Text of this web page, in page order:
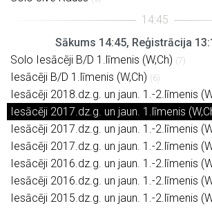
Sākums 14:45, Reģistrācija
Solo Iesācēji B/D 1.līmenis (W,Ch) (7)
Iesācēji B/D 1.līmenis (W,Ch) (6)
Iesācēji 2018.dz.g. un jaun. 1.-2.līmenis
Iesācēji 2017.dz.g. un jaun. 1.līmenis
Iesācēji 2017.dz.g. un jaun. 1.-2.līmenis
Iesācēji 2017.dz.g. un jaun. 1.-2.līmenis
Iesācēji 2016.dz.g. un jaun. 1.-2.līmenis
Iesācēji 2016.dz.g. un jaun. 1.-2.līmenis
Iesācēji 2015.dz.g. un jaun. 1.-2.līmenis